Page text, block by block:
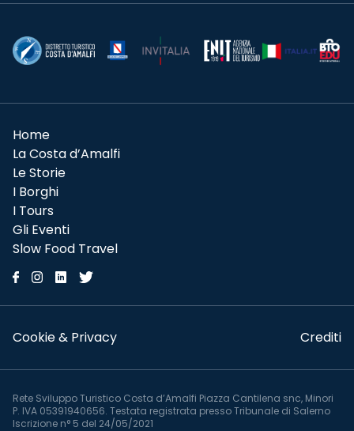
Home
La Costa d’Amalfi
Le Storie
I Borghi
I Tours
Gli Eventi
Slow Food Travel
Cookie & Privacy Crediti
Rete Sviluppo Turistico Costa d’Amalfi Piazza Cantilena snc, Minori
P. IVA 05391940656. Testata registrata presso Tribunale di Salerno
Iscrizione n° 5 del 24/05/2021